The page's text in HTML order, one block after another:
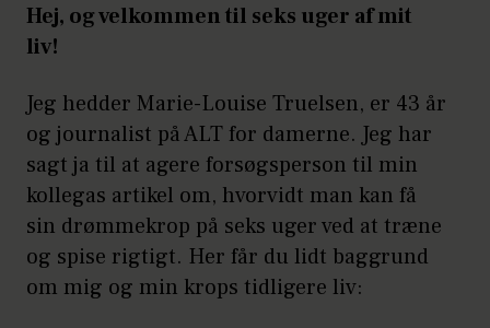
Hej, og velkommen til seks uger af mit
liv!
Jeg hedder Marie-Louise Truelsen, er 43 år
og journalist på ALT for damerne. Jeg har
sagt ja til at agere forsøgsperson til min
kollegas artikel om, hvorvidt man kan få
sin drømmekrop på seks uger ved at træne
og spise rigtigt. Her får du lidt baggrund
om mig og min krops tidligere liv: